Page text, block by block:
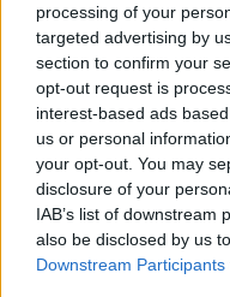
processing of your
targeted advertising by
section to confirm your
opt-out request is
interest-based ads
us or personal
your opt-out. You may
disclosure of your
IAB’s list of downstream
also be disclosed by us
Downstream Participants
0 ΣΧΌΛΙΑ
ΠΡΟΣΘΕΣΤΕ ΤΟ